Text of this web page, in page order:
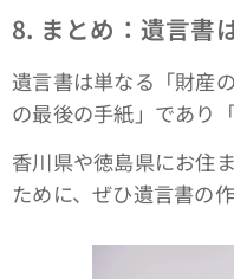
8. まとめ：遺言書
遺言書は単なる「財産
の最後の手紙」であり
香川県や徳島県にお住
ために、ぜひ遺言書の